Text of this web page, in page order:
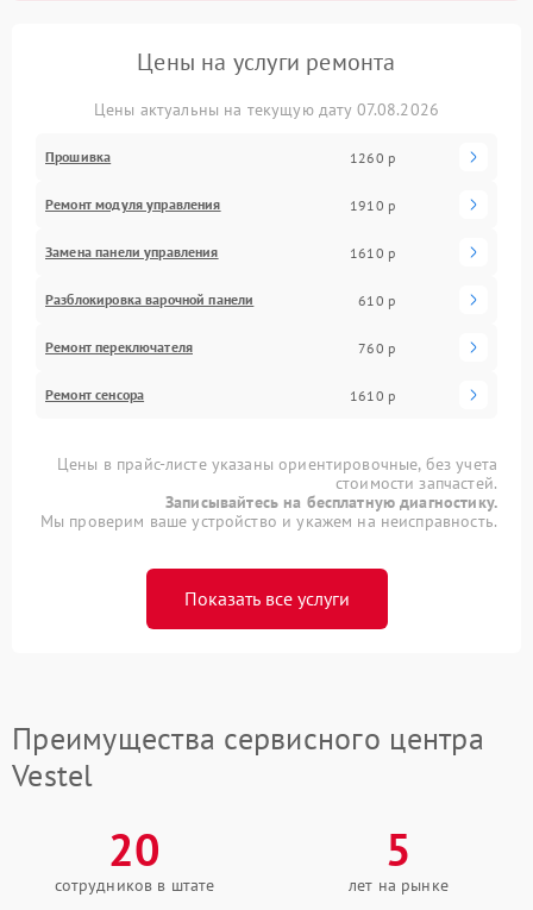
Цены на услуги ремонта
Цены актуальны на текущую дату 07.08.2026
Прошивка 1260 р
Ремонт модуля управления 1910 р
Замена панели управления 1610 р
Разблокировка варочной панели 610 р
Ремонт переключателя 760 р
Ремонт сенсора 1610 р
Цены в прайс-листе указаны ориентировочные, без учета
стоимости запчастей.
Записывайтесь на бесплатную диагностику.
Мы проверим ваше устройство и укажем на неисправность.
Показать все услуги
Преимущества сервисного центра
Vestel
20
сотрудников в штате
5
лет на рынке